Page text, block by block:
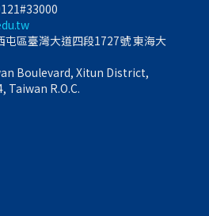
區臺灣大道四段1727號 東海大
Boulevard, Xitun District,
Taiwan R.O.C.